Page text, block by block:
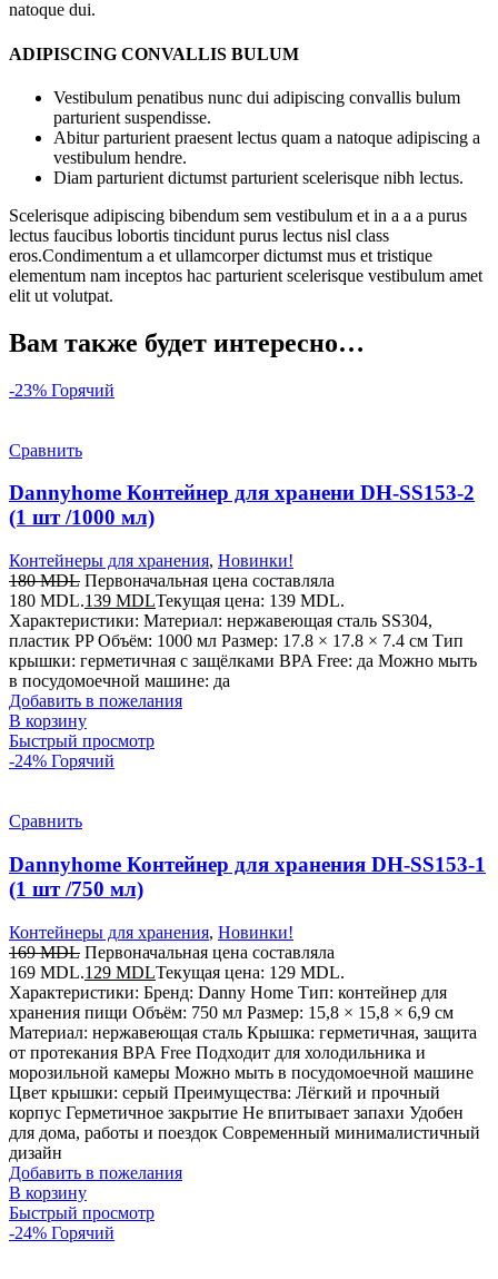
natoque dui.
ADIPISCING CONVALLIS BULUM
Vestibulum penatibus nunc dui adipiscing convallis bulum
parturient suspendisse.
Abitur parturient praesent lectus quam a natoque adipiscing a
vestibulum hendre.
Diam parturient dictumst parturient scelerisque nibh lectus.
Scelerisque adipiscing bibendum sem vestibulum et in a a a purus
lectus faucibus lobortis tincidunt purus lectus nisl class
eros.Condimentum a et ullamcorper dictumst mus et tristique
elementum nam inceptos hac parturient scelerisque vestibulum amet
elit ut volutpat.
Вам также будет интересно…
-23% Горячий
Сравнить
Dannyhome Контейнер для хранени DH-SS153-2
(1 шт /1000 мл)
Контейнеры для хранения, Новинки!
180MDL Первоначальная цена составляла
180 MDL.139 MDLТекущая цена: 139 MDL.
Характеристики: Материал: нержавеющая сталь SS304,
пластик PP Объём: 1000 мл Размер: 17.8 × 17.8 × 7.4 см Тип
крышки: герметичная с защёлками BPA Free: да Можно мыть
в посудомоечной машине: да
Добавить в пожелания
В корзину
Быстрый просмотр
-24% Горячий
Сравнить
Dannyhome Контейнер для хранения DH-SS153-1
(1 шт /750 мл)
Контейнеры для хранения, Новинки!
169MDL Первоначальная цена составляла
169 MDL.129 MDLТекущая цена: 129 MDL.
Характеристики: Бренд: Danny Home Тип: контейнер для
хранения пищи Объём: 750 мл Размер: 15,8 × 15,8 × 6,9 см
Материал: нержавеющая сталь Крышка: герметичная, защита
от протекания BPA Free Подходит для холодильника и
морозильной камеры Можно мыть в посудомоечной машине
Цвет крышки: серый Преимущества: Лёгкий и прочный
корпус Герметичное закрытие Не впитывает запахи Удобен
для дома, работы и поездок Современный минималистичный
дизайн
Добавить в пожелания
В корзину
Быстрый просмотр
-24% Горячий